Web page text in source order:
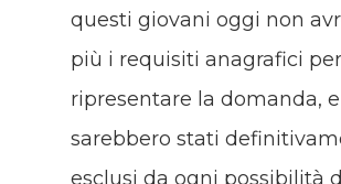
questi giovani oggi non
più i requisiti anagrafici per
ripresentare la domanda, e
sarebbero stati
esclusi da ogni possibilità